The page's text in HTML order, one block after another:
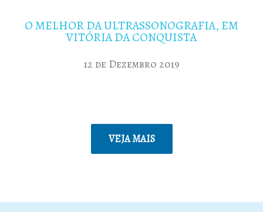
O MELHOR DA ULTRASSONOGRAFIA, EM
VITÓRIA DA CONQUISTA
12 de Dezembro 2019
VEJA MAIS